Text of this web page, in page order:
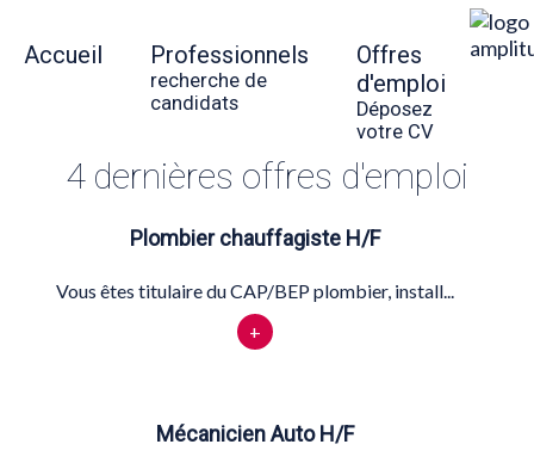
Accueil Professionnels
recherche de
candidats
Offres
d'emploi
Déposez
votre CV
4 dernières offres d'emploi
Plombier chauffagiste H/F
Vous êtes titulaire du CAP/BEP plombier, install...
+
Mécanicien Auto H/F